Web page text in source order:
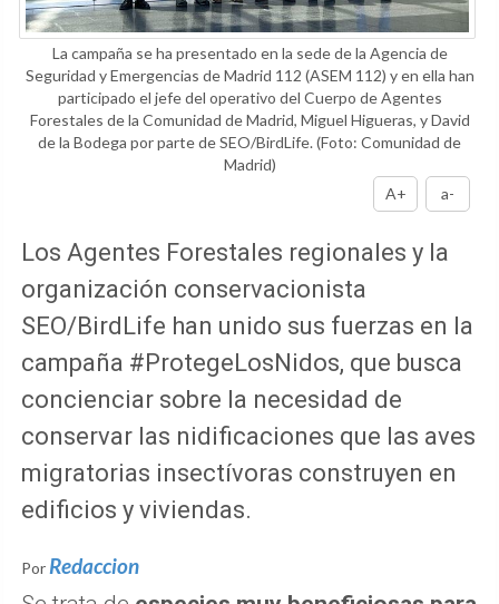
La campaña se ha presentado en la sede de la Agencia de
Seguridad y Emergencias de Madrid 112 (ASEM 112) y en ella han
participado el jefe del operativo del Cuerpo de Agentes
Forestales de la Comunidad de Madrid, Miguel Higueras, y David
de la Bodega por parte de SEO/BirdLife.(Foto: Comunidad de
Madrid)
A+
a-
Los Agentes Forestales regionales y la
organización conservacionista
SEO/BirdLife han unido sus fuerzas en la
campaña #ProtegeLosNidos, que busca
concienciar sobre la necesidad de
conservar las nidificaciones que las aves
migratorias insectívoras construyen en
edificios y viviendas.
Por Redaccion